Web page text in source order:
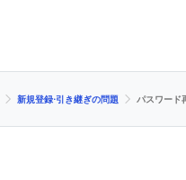
新規登録⋅引き継ぎの問題 パスワード